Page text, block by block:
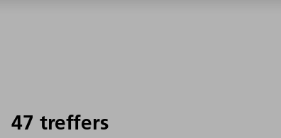
47 treffers